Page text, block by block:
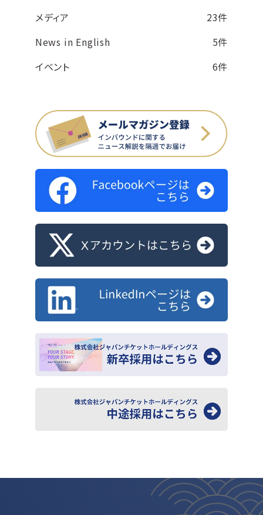
メディア
23件
News in English
5件
イベント
6件